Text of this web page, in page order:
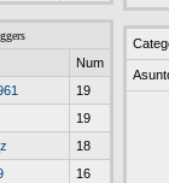
Num
19
19
18
16